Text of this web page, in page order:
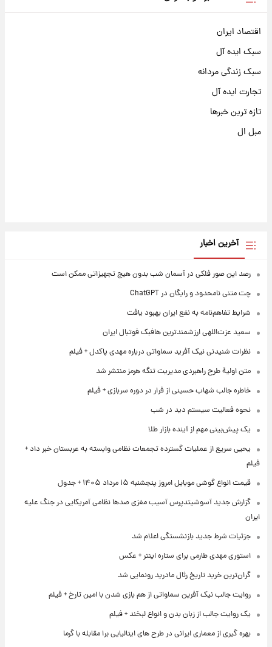
اقتصاد ایران
سبک ایده آل
سبک زندگی مردانه
تجارت ایده آل
تازه ترین خبرها
مبل ال
آخرین اخبار
رصد این صور فلکی در آسمان شب بدون هیچ تجهیزاتی ممکن است
چت متنی نامحدود و رایگان در ChatGPT
شرایط تفاهم‌نامه به نفع ایران بهبود یافت
سعید عزت‌اللهی ارزشمندترین هافبک فوتبال ایران
نظرات شنیدنی نیک آفرید سماواتی درباره مهدی پاکدل + فیلم
متن اولیۀ طرح راهبردی مدیریت تنگه هرمز منتشر شد
خاطره جالب شهاب حسینی از فرار در دوره سربازی + فیلم
نحوه فعالیت سیستم دید در شب
یک پیش‌بینی مهم از آینده بازار طلا
یحیی سریع از عملیات گسترده تجمعات نظامی وابسته به عربستان خبر داد +
فیلم
قیمت انواع گوشی موبایل امروز پنجشنبه ۱۵ مرداد ۱۴۰۵ + جدول
گزارش جدید آسوشیتدپرس آسیب مغزی صدها نظامی آمریکایی در جنگ علیه
ایران
جزئیات شرط جدید بازنشستگی اعلام شد
استوری مهدی طارمی برای ستاره اینتر + عکس
گران‌ترین خرید تاریخ رئال مادرید رونمایی شد
روایت جالب نیک آفرین سماواتی از هم بازی شدن با امین تارخ + فیلم
یک روایت جالب از زبان بدن و انواع لبخند + فیلم
بهره گیری از معماری ایرانی در طرح های ایتالیایی برا مقابله با گرما